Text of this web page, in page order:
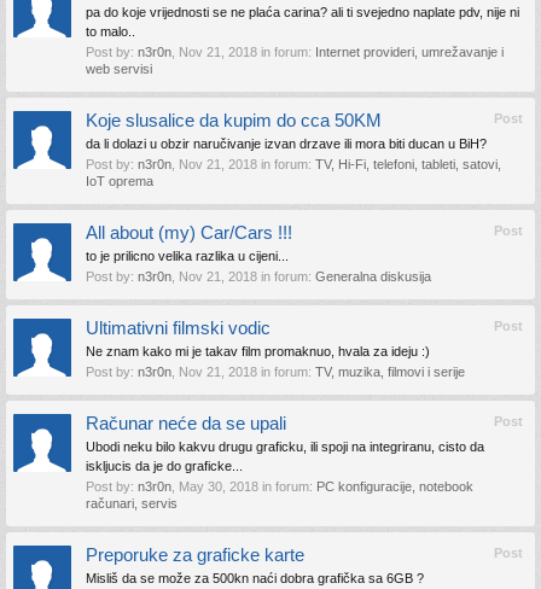
pa do koje vrijednosti se ne plaća carina? ali ti svejedno naplate pdv, nije ni
to malo..
Post by: n3r0n Nov 21, 2018 in forum: Internet provideri, umrežavanje i
web servisi
Post
Koje slusalice da kupim do cca 50KM
da li dolazi u obzir naručivanje izvan drzave ili mora biti ducan u BiH?
Post by: n3r0n Nov 21, 2018 in forum: TV, Hi-Fi, telefoni, tableti, satovi,
IoT oprema
Post
All about (my) Car/Cars !!!
to je prilicno velika razlika u cijeni...
Post by: n3r0n Nov 21, 2018 in forum: Generalna diskusija
Post
Ultimativni filmski vodic
Ne znam kako mi je takav film promaknuo, hvala za ideju :)
Post by: n3r0n Nov 21, 2018 in forum: TV, muzika, filmovi i serije
Post
Računar neće da se upali
Ubodi neku bilo kakvu drugu graficku, ili spoji na integriranu, cisto da
iskljucis da je do graficke...
Post by: n3r0n May 30, 2018 in forum: PC konfiguracije, notebook
računari, servis
Post
Preporuke za graficke karte
Misliš da se može za 500kn naći dobra grafička sa 6GB ?